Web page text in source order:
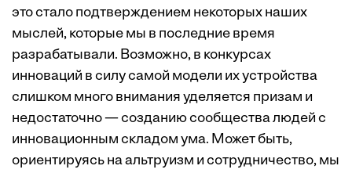
это стало подтверждением некоторых наших
мыслей, которые мы в последние время
разрабатывали. Возможно, в конкурсах
инноваций в силу самой модели их устройства
слишком много внимания уделяется призам и
недостаточно — созданию сообщества людей с
инновационным складом ума. Может быть,
ориентируясь на альтруизм и сотрудничество, мы